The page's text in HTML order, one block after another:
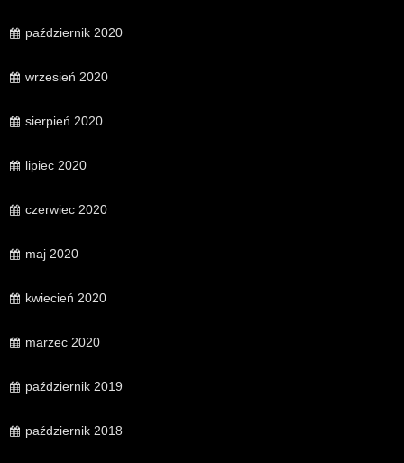
październik 2020
wrzesień 2020
sierpień 2020
lipiec 2020
czerwiec 2020
maj 2020
kwiecień 2020
marzec 2020
październik 2019
październik 2018